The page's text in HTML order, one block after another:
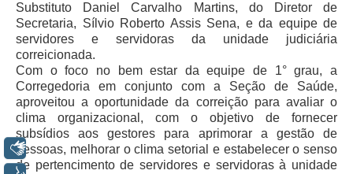
Comitê de Combate ao Trabalho Infantil e de Estímulo à
Aprendizagem
Comitê de Incentivo à Participação Institucional Feminina
no âmbito do TRT-11
Comitê de Prevenção e Enfrentamento do Assédio
Moral, do Assédio Sexual e da Discriminação
Comissão Permanente de Gestão Socioambiental
Comitê Gestor do Plano de Contratações e Aquisições
no Âmbito do TRT11
Substituto Daniel Carvalho Martins, do Diretor de
Secretaria, Sílvio Roberto Assis Sena, e da equipe de
servidores e servidoras da unidade judiciária
correicionada.
Com o foco no bem estar da equipe de 1° grau, a
Corregedoria em conjunto com a Seção de Saúde,
aproveitou a oportunidade da correição para avaliar o
clima organizacional, com o objetivo de fornecer
subsídios aos gestores para aprimorar a gestão de
pessoas, melhorar o clima setorial e estabelecer o senso
de pertencimento de servidores e servidoras à unidade
Libras